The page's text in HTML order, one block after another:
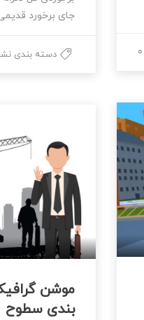
0
جای برخورد
دسته بندی
بندی سطوح